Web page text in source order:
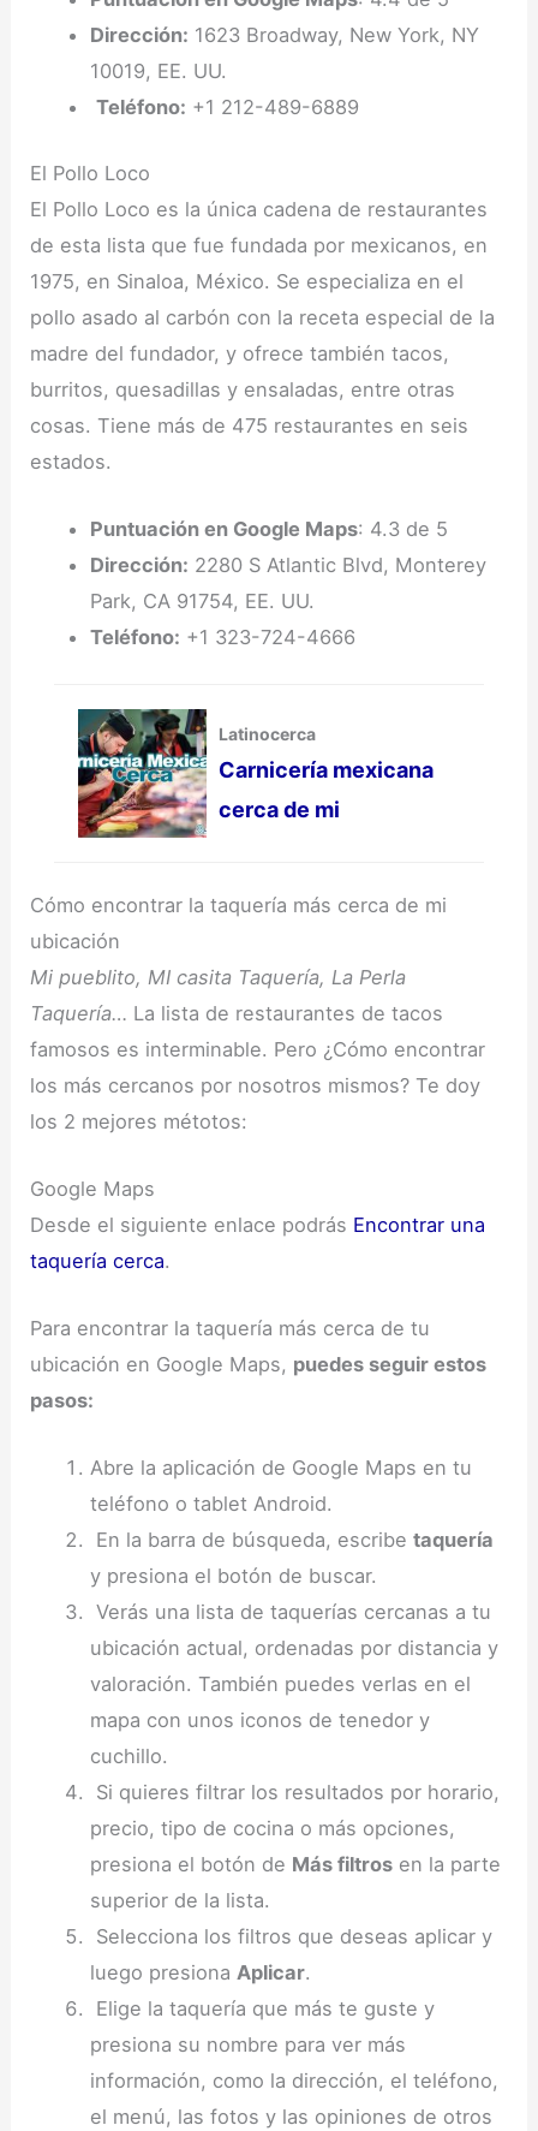
Dirección: 1623 Broadway, New York, NY
10019, EE. UU.
Teléfono: +1 212-489-6889
El Pollo Loco
El Pollo Loco es la única cadena de restaurantes
de esta lista que fue fundada por mexicanos, en
1975, en Sinaloa, México. Se especializa en el
pollo asado al carbón con la receta especial de la
madre del fundador, y ofrece también tacos,
burritos, quesadillas y ensaladas, entre otras
cosas. Tiene más de 475 restaurantes en seis
estados.
Puntuación en Google Maps: 4.3 de 5
Dirección: 2280 S Atlantic Blvd, Monterey
Park, CA 91754, EE. UU.
Teléfono: +1 323-724-4666
Latinocerca
Carnicería mexicana
cerca de mi
Cómo encontrar la taquería más cerca de mi
ubicación
Mi pueblito, MI casita Taquería, La Perla
Taquería… La lista de restaurantes de tacos
famosos es interminable. Pero ¿Cómo encontrar
los más cercanos por nosotros mismos? Te doy
los 2 mejores métotos:
Google Maps
Desde el siguiente enlace podrás Encontrar una
taquería cerca.
Para encontrar la taquería más cerca de tu
ubicación en Google Maps, puedes seguir estos
pasos:
Abre la aplicación de Google Maps en tu
teléfono o tablet Android.
En la barra de búsqueda, escribe taquería
y presiona el botón de buscar.
Verás una lista de taquerías cercanas a tu
ubicación actual, ordenadas por distancia y
valoración. También puedes verlas en el
mapa con unos iconos de tenedor y
cuchillo.
Si quieres filtrar los resultados por horario,
precio, tipo de cocina o más opciones,
presiona el botón de Más filtrosen la parte
superior de la lista.
Selecciona los filtros que deseas aplicar y
luego presiona Aplicar.
Elige la taquería que más te guste y
presiona su nombre para ver más
información, como la dirección, el teléfono,
el menú, las fotos y las opiniones de otros